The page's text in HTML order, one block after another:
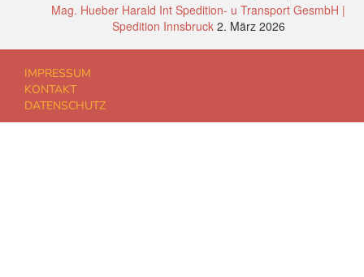
Mag. Hueber Harald Int Spedition- u Transport GesmbH |
Spedition Innsbruck 2. März 2026
IMPRESSUM
KONTAKT
DATENSCHUTZ